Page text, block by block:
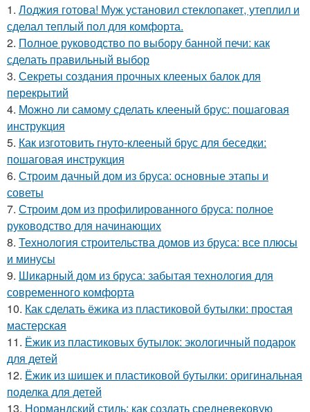
1. Лоджия готова! Муж установил стеклопакет, утеплил и
сделал теплый пол для комфорта.
2. Полное руководство по выбору банной печи: как
сделать правильный выбор
3. Секреты создания прочных клееных балок для
перекрытий
4. Можно ли самому сделать клееный брус: пошаговая
инструкция
5. Как изготовить гнуто-клееный брус для беседки:
пошаговая инструкция
6. Строим дачный дом из бруса: основные этапы и
советы
7. Строим дом из профилированного бруса: полное
руководство для начинающих
8. Технология строительства домов из бруса: все плюсы
и минусы
9. Шикарный дом из бруса: забытая технология для
современного комфорта
10. Как сделать ёжика из пластиковой бутылки: простая
мастерская
11. Ёжик из пластиковых бутылок: экологичный подарок
для детей
12. Ёжик из шишек и пластиковой бутылки: оригинальная
поделка для детей
13. Нормандский стиль: как создать средневековую